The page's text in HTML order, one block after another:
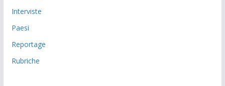
Interviste
Paesi
Reportage
Rubriche